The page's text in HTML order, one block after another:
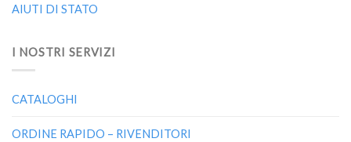
AIUTI DI STATO
I NOSTRI SERVIZI
CATALOGHI
ORDINE RAPIDO – RIVENDITORI